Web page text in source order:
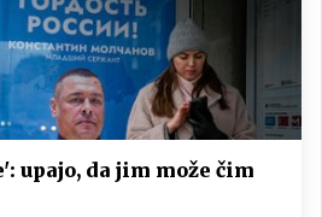
upajo, da jim može čim